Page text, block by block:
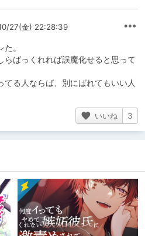
27(金) 22:28:39
。
らばっくれれば誤魔化せると思って
る人ならば、別にばれてもいい人
いいね 3